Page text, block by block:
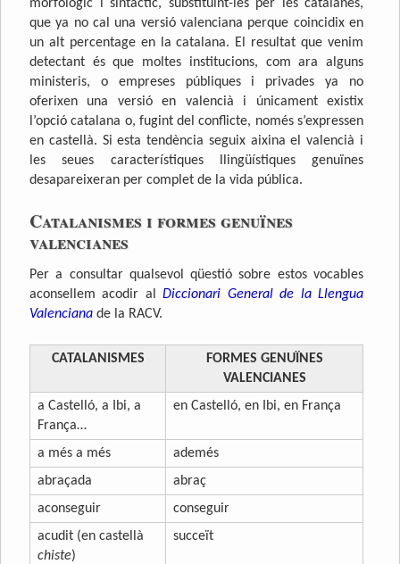
morfològic i sintàctic, substituint-les per les catalanes,
que ya no cal una versió valenciana perque coincidix en
un alt percentage en la catalana. El resultat que venim
detectant és que moltes institucions, com ara alguns
ministeris, o empreses públiques i privades ya no
oferixen una versió en valencià i únicament existix
l’opció catalana o, fugint del conflicte, només s’expressen
en castellà. Si esta tendència seguix aixina el valencià i
les seues característiques llingüístiques genuïnes
desapareixeran per complet de la vida pública.
Catalanismes i formes genuïnes
valencianes
Per a consultar qualsevol qüestió sobre estos vocables
aconsellem acodir alDiccionari General de la Llengua
Valenciana de la RACV.
CATALANISMES
FORMES GENUÏNES
VALENCIANES
a Castelló, a Ibi, a
França…
en Castelló, en Ibi, en França
a més a més
ademés
abraçada
abraç
aconseguir
conseguir
acudit (en castellà
chiste)
succeït